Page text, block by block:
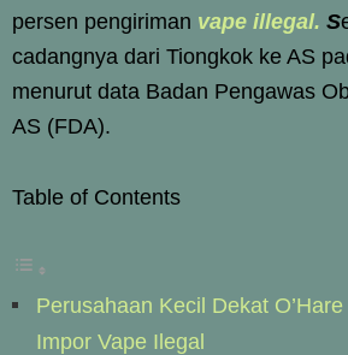
persen pengiriman vape illegal. S
cadangnya dari Tiongkok ke AS
menurut data Badan Pengawas
AS (FDA).
Table of Contents
Perusahaan Kecil Dekat
Impor Vape Ilegal